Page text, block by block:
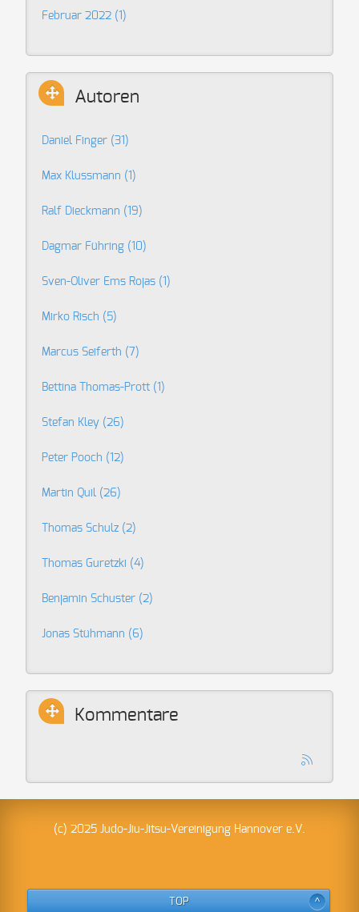
Februar 2022 (1)
Autoren
Daniel Finger (31)
Max Klussmann (1)
Ralf Dieckmann (19)
Dagmar Führing (10)
Sven-Oliver Ems Rojas (1)
Mirko Risch (5)
Marcus Seiferth (7)
Bettina Thomas-Prott (1)
Stefan Kley (26)
Peter Pooch (12)
Martin Quil (26)
Thomas Schulz (2)
Thomas Guretzki (4)
Benjamin Schuster (2)
Jonas Stühmann (6)
Kommentare
(c) 2025 Judo-Jiu-Jitsu-Vereinigung Hannover e.V.
TOP